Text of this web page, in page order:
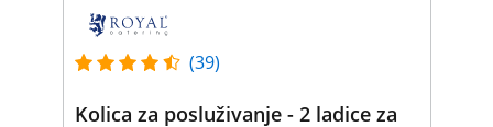
(39)
Kolica za posluživanje - 2 ladice za